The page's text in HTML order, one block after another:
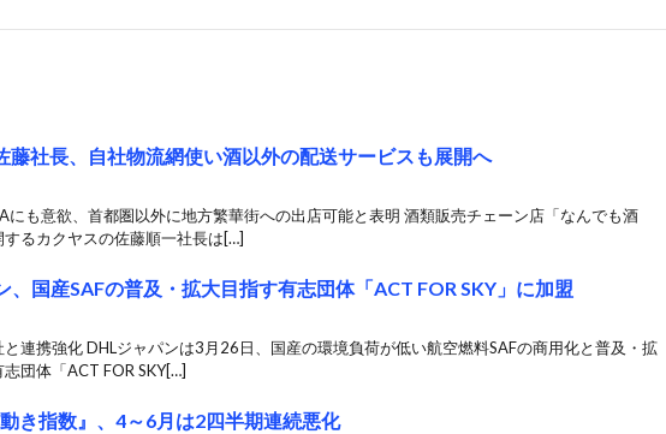
藤社長、自社物流網使い酒以外の配送サービスも展開へ
にも意欲、首都圏以外に地方繁華街への出店可能と表明 酒類販売チェーン店「なんでも酒
るカクヤスの佐藤順一社長は[…]
、国産SAFの普及・拡大目指す有志団体「ACT FOR SKY」に加盟
と連携強化 DHLジャパンは3月26日、国産の環境負荷が低い航空燃料SAFの商用化と普及・拡
団体「ACT FOR SKY[…]
き指数』、4～6月は2四半期連続悪化